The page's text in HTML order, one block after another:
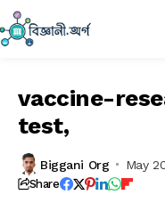
vaccine-
test,
Biggani Org May
Share